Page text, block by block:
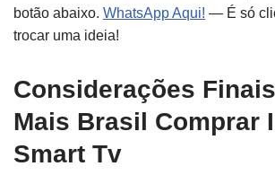
botão abaixo. WhatsApp Aqui! — É só
trocar uma ideia!
Considerações
Mais Brasil Comprar
Smart Tv